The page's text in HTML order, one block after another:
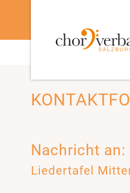
Nachricht an:
Liedertafel